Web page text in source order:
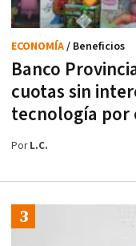
Banco
cuotas sin
tecnología por
ECONOMÍA/ Beneficios
PorL.C.